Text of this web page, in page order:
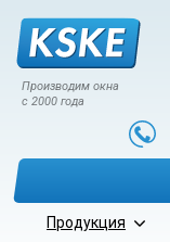
Производим окна
с 2000 года
Продукция